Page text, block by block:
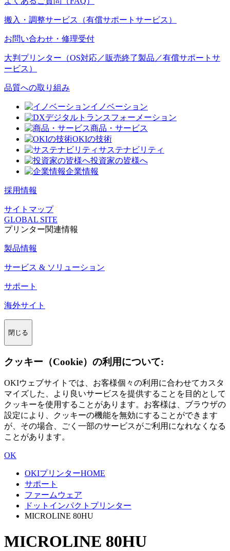
搬入・調整サービス（有償サポートサービス）
お問い合わせ・修理受付
大判プリンター（OS対応／販売終了製品／有償サポートサ
ービス）
品質への取り組み
イノベーション
デジタルトランスフォーメーション
商品・サービス
OKIの技術
サステナビリティ
投資家の皆様へ
企業情報
採用情報
サイトマップ
GLOBAL SITE
プリンター関連情報
製品情報
サービス & ソリューション
サポート
海外サイト
閉じる
クッキー（Cookie）の利用について:
OKIウェブサイトでは、お客様個々の利用に合わせてカスタ
マイズした、より良いサービスを提供することを目的として
クッキーを使用することがあります。お客様は、ブラウザの
設定により、クッキーの機能を無効にすることができます
が、その場合、ごく一部のサービスがご利用になれなくなる
ことがあります。
OK
OKIプリンターHOME
サポート
ファームウェア
ドットインパクトプリンター
MICROLINE 80HU
MICROLINE 80HU